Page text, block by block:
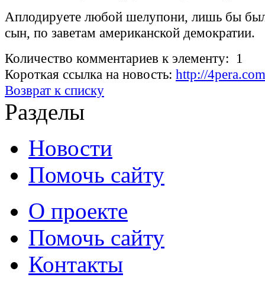
Аплодируете любой шелупони, лишь бы
сын, по заветам американской демократии.
Количество комментариев к элементу: 1
Короткая ссылка на новость: http://
Возврат к списку
Разделы
Новости
Помочь сайту
О проекте
Помочь сайту
Контакты